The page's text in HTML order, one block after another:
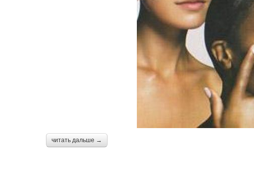
читать дальше →